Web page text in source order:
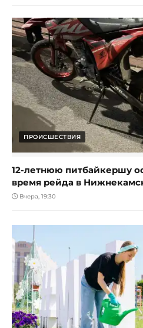
ПРОИСШЕСТВИЯ
12-летнюю питбайкершу
время рейда в
Вчера, 19:30